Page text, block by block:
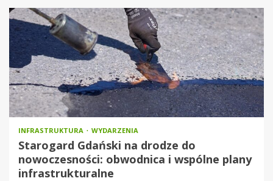
INFRASTRUKTURA WYDARZENIA
Starogard Gdański na drodze do
nowoczesności: obwodnica i wspólne plany
infrastrukturalne